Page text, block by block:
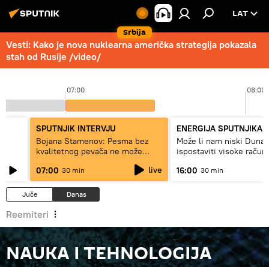
Srbija
LAT
Vesti: Kako je nova nuklearna američka strategija pokazala
stah od Rusije /video/
07:00 08:00
SPUTNJIK INTERVJU
Bojana Stamenov: Pesma bez
kvalitetnog pevača ne može
07:00 30 min live
ENERGIJA SPUTNJIKA
Može li nam niski Dunav
ispostaviti visoke
16:00 30 min
Juče Danas
Reemiteri
NAUKA I TEHNOLOGIJA